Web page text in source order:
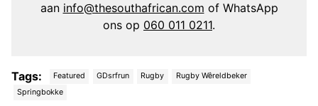
aan info@thesouthafrican.com of WhatsApp
ons op 060 011 0211.
Tags: Featured GDsrfrun Rugby
Rugby Wêreldbeker
Springbokke